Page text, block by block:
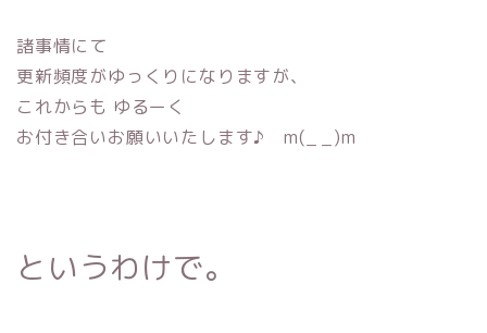
諸事情にて
更新頻度がゆっくりになりますが、
これからも ゆるーく
お付き合いお願いいたします♪ m(_ _)m
というわけで。